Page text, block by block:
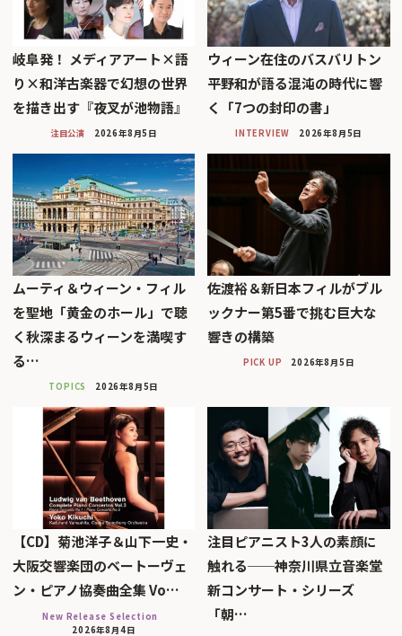
岐阜発！ メディアアート×語
り×和洋古楽器で幻想の世界
を描き出す『夜叉が池物語』
注目公演 2026年8月5日
ウィーン在住のバスバリトン
平野和が語る混沌の時代に響
く「7つの封印の書」
INTERVIEW 2026年8月5日
ムーティ＆ウィーン・フィル
を聖地「黄金のホール」で聴
く秋深まるウィーンを満喫す
る…
TOPICS 2026年8月5日
佐渡裕＆新日本フィルがブル
ックナー第5番で挑む巨大な
響きの構築
PICK UP 2026年8月5日
【CD】菊池洋子＆山下一史・
大阪交響楽団のベートーヴェ
ン・ピアノ協奏曲全集 Vo…
New Release Selection
2026年8月4日
注目ピアニスト3人の素顔に
触れる──神奈川県立音楽堂
新コンサート・シリーズ
「朝…